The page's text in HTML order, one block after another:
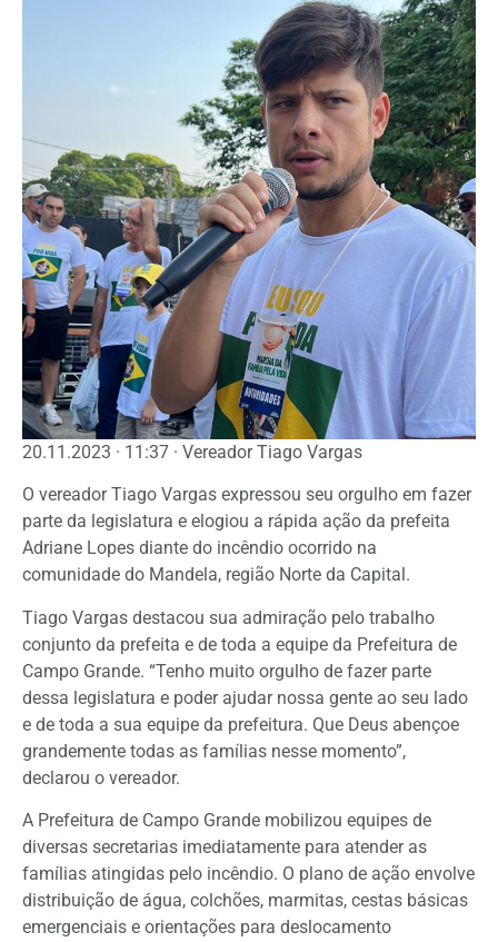
20.11.2023 · 11:37 · Vereador Tiago Vargas
O vereador Tiago Vargas expressou seu orgulho em fazer
parte da legislatura e elogiou a rápida ação da prefeita
Adriane Lopes diante do incêndio ocorrido na
comunidade do Mandela, região Norte da Capital.
Tiago Vargas destacou sua admiração pelo trabalho
conjunto da prefeita e de toda a equipe da Prefeitura de
Campo Grande. “Tenho muito orgulho de fazer parte
dessa legislatura e poder ajudar nossa gente ao seu lado
e de toda a sua equipe da prefeitura. Que Deus abençoe
grandemente todas as famílias nesse momento”,
declarou o vereador.
A Prefeitura de Campo Grande mobilizou equipes de
diversas secretarias imediatamente para atender as
famílias atingidas pelo incêndio. O plano de ação envolve
distribuição de água, colchões, marmitas, cestas básicas
emergenciais e orientações para deslocamento